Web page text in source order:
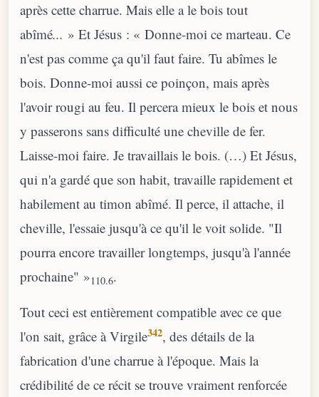
après cette charrue. Mais elle a le bois tout
abîmé... » Et Jésus : « Donne-moi ce marteau. Ce
n'est pas comme ça qu'il faut faire. Tu abîmes le
bois. Donne-moi aussi ce poinçon, mais après
l'avoir rougi au feu. Il percera mieux le bois et nous
y passerons sans difficulté une cheville de fer.
Laisse-moi faire. Je travaillais le bois. (…) Et Jésus,
qui n'a gardé que son habit, travaille rapidement et
habilement au timon abîmé. Il perce, il attache, il
cheville, l'essaie jusqu'à ce qu'il le voit solide. "Il
pourra encore travailler longtemps, jusqu'à l'année
prochaine" »110.6.
Tout ceci est entièrement compatible avec ce que
l'on sait, grâce à Virgile342, des détails de la
fabrication d'une charrue à l'époque. Mais la
crédibilité de ce récit se trouve vraiment renforcée